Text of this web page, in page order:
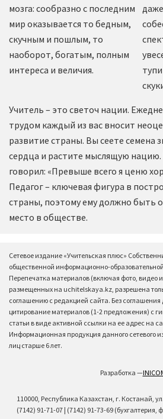
мозга: сообразно с последним
мир оказывается то бедным,
скучным и пошлым, то
наоборот, богатым, полным
интереса и величия.
Учитель – это светоч нации.
трудом каждый из вас вносит
развитие страны. Вы сеете семена
сердца и растите мыслящую
говорил: «Превыше всего я ценю
Педагог – ключевая фигура в
страны, поэтому ему должно быть
место в обществе.
Сетевое издание «Учительская плюс»
общественной информационно-
Перепечатка материалов (включая фото, видео
размещенных на uchitelskaya.kz, разрешена
соглашению с редакцией сайта. Без соглашения
цитирование материалов (1-2 предложения) с
статьи в виде активной ссылки на ее адрес на
Информационная продукция данного сетевого
лиц старше 6 лет.
Разработка —
110000, Республика Казахстан, г. Костанай, ул.
(7142) 91-71-07 | (7142) 91-73-69 (бухгалтерия,